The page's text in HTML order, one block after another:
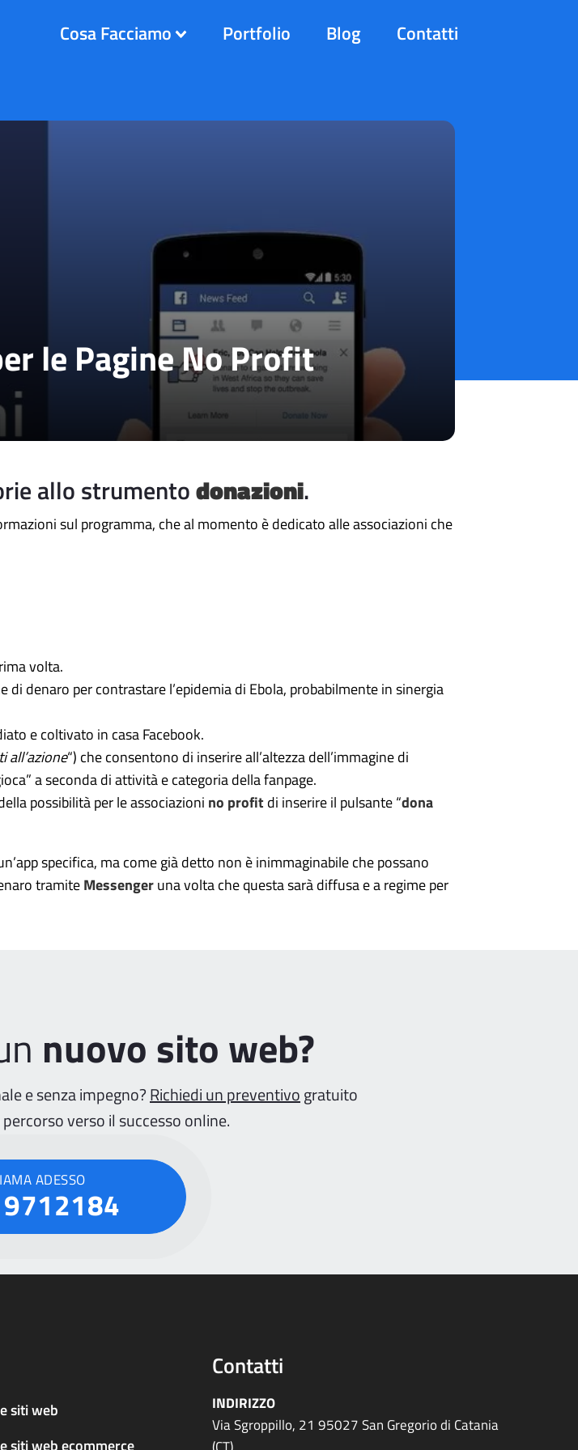
Cosa Facciamo Portfolio Blog Contatti
le Pagine No Profit
allo strumentodonazioni.
sul programma, che al momento è dedicato alle associazioni che
volta.
denaro per contrastare l’epidemia di Ebola, probabilmente in sinergia
e coltivato in casa Facebook.
all’azione“) che consentono di inserire all’altezza dell’immagine di
a seconda di attività e categoria della fanpage.
possibilità per le associazioni no profit di inserire il pulsante “dona
specifica, ma come già detto non è inimmaginabile che possano
tramiteMessengeruna volta che questa sarà diffusa e a regime per
nuovo sito web?
e senza impegno?Richiedi un preventivogratuito
verso il successo online.
ADESSO
siti web
siti web ecommerce
Contatti
INDIRIZZO
Via Sgroppillo, 21 95027 San Gregorio di Catania